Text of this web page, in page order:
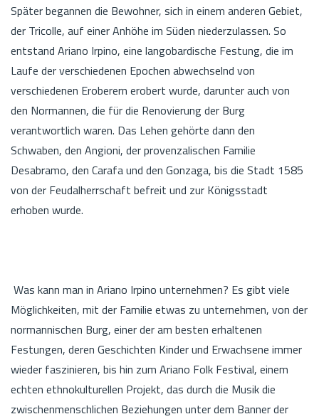
Später begannen die Bewohner, sich in einem anderen Gebiet,
der Tricolle, auf einer Anhöhe im Süden niederzulassen. So
entstand Ariano Irpino, eine langobardische Festung, die im
Laufe der verschiedenen Epochen abwechselnd von
verschiedenen Eroberern erobert wurde, darunter auch von
den Normannen, die für die Renovierung der Burg
verantwortlich waren. Das Lehen gehörte dann den
Schwaben, den Angioni, der provenzalischen Familie
Desabramo, den Carafa und den Gonzaga, bis die Stadt 1585
von der Feudalherrschaft befreit und zur Königsstadt
erhoben wurde.
Was kann man in Ariano Irpino unternehmen? Es gibt viele
Möglichkeiten, mit der Familie etwas zu unternehmen, von der
normannischen Burg, einer der am besten erhaltenen
Festungen, deren Geschichten Kinder und Erwachsene immer
wieder faszinieren, bis hin zum Ariano Folk Festival, einem
echten ethnokulturellen Projekt, das durch die Musik die
zwischenmenschlichen Beziehungen unter dem Banner der